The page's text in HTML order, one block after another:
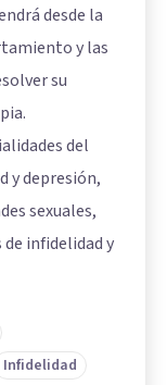
desde la
y las
su
del
y depresión,
sexuales,
infidelidad y
Infidelidad